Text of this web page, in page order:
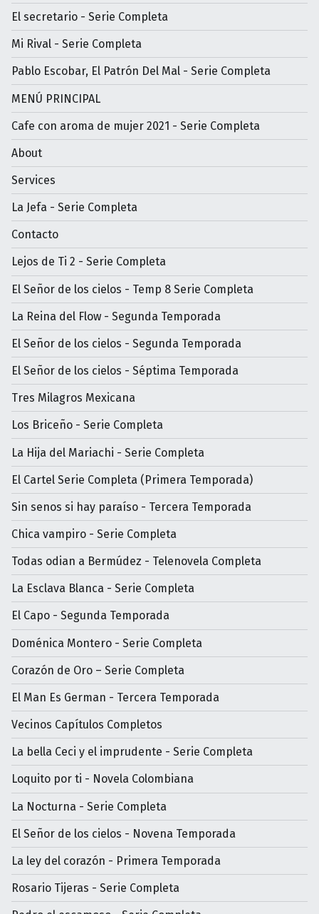
El secretario - Serie Completa
Mi Rival - Serie Completa
Pablo Escobar, El Patrón Del Mal - Serie Completa
MENÚ PRINCIPAL
Cafe con aroma de mujer 2021 - Serie Completa
About
Services
La Jefa - Serie Completa
Contacto
Lejos de Ti 2 - Serie Completa
El Señor de los cielos - Temp 8 Serie Completa
La Reina del Flow - Segunda Temporada
El Señor de los cielos - Segunda Temporada
El Señor de los cielos - Séptima Temporada
Tres Milagros Mexicana
Los Briceño - Serie Completa
La Hija del Mariachi - Serie Completa
El Cartel Serie Completa (Primera Temporada)
Sin senos si hay paraíso - Tercera Temporada
Chica vampiro - Serie Completa
Todas odian a Bermúdez - Telenovela Completa
La Esclava Blanca - Serie Completa
El Capo - Segunda Temporada
Doménica Montero - Serie Completa
Corazón de Oro – Serie Completa
El Man Es German - Tercera Temporada
Vecinos Capítulos Completos
La bella Ceci y el imprudente - Serie Completa
Loquito por ti - Novela Colombiana
La Nocturna - Serie Completa
El Señor de los cielos - Novena Temporada
La ley del corazón - Primera Temporada
Rosario Tijeras - Serie Completa